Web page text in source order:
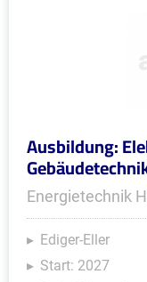
Ausbildung:
Energietechnik
Ediger-Eller
Start: 2027